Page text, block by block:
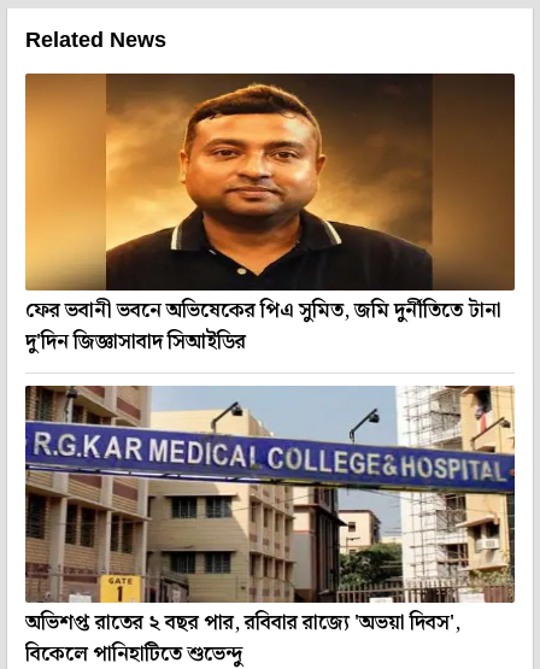
Related News
ফের ভবানী ভবনে অভিষেকের পিএ সুমিত, জমি দুর্নীতিতে টানা
দু'দিন জিজ্ঞাসাবাদ সিআইডির
অভিশপ্ত রাতের ২ বছর পার, রবিবার রাজ্যে 'অভয়া দিবস',
বিকেলে পানিহাটিতে শুভেন্দু